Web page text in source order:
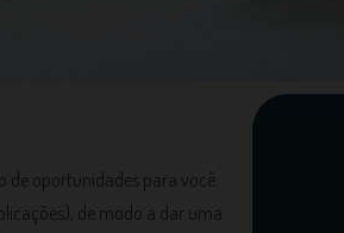
de oportunidades para você.
de modo a dar uma